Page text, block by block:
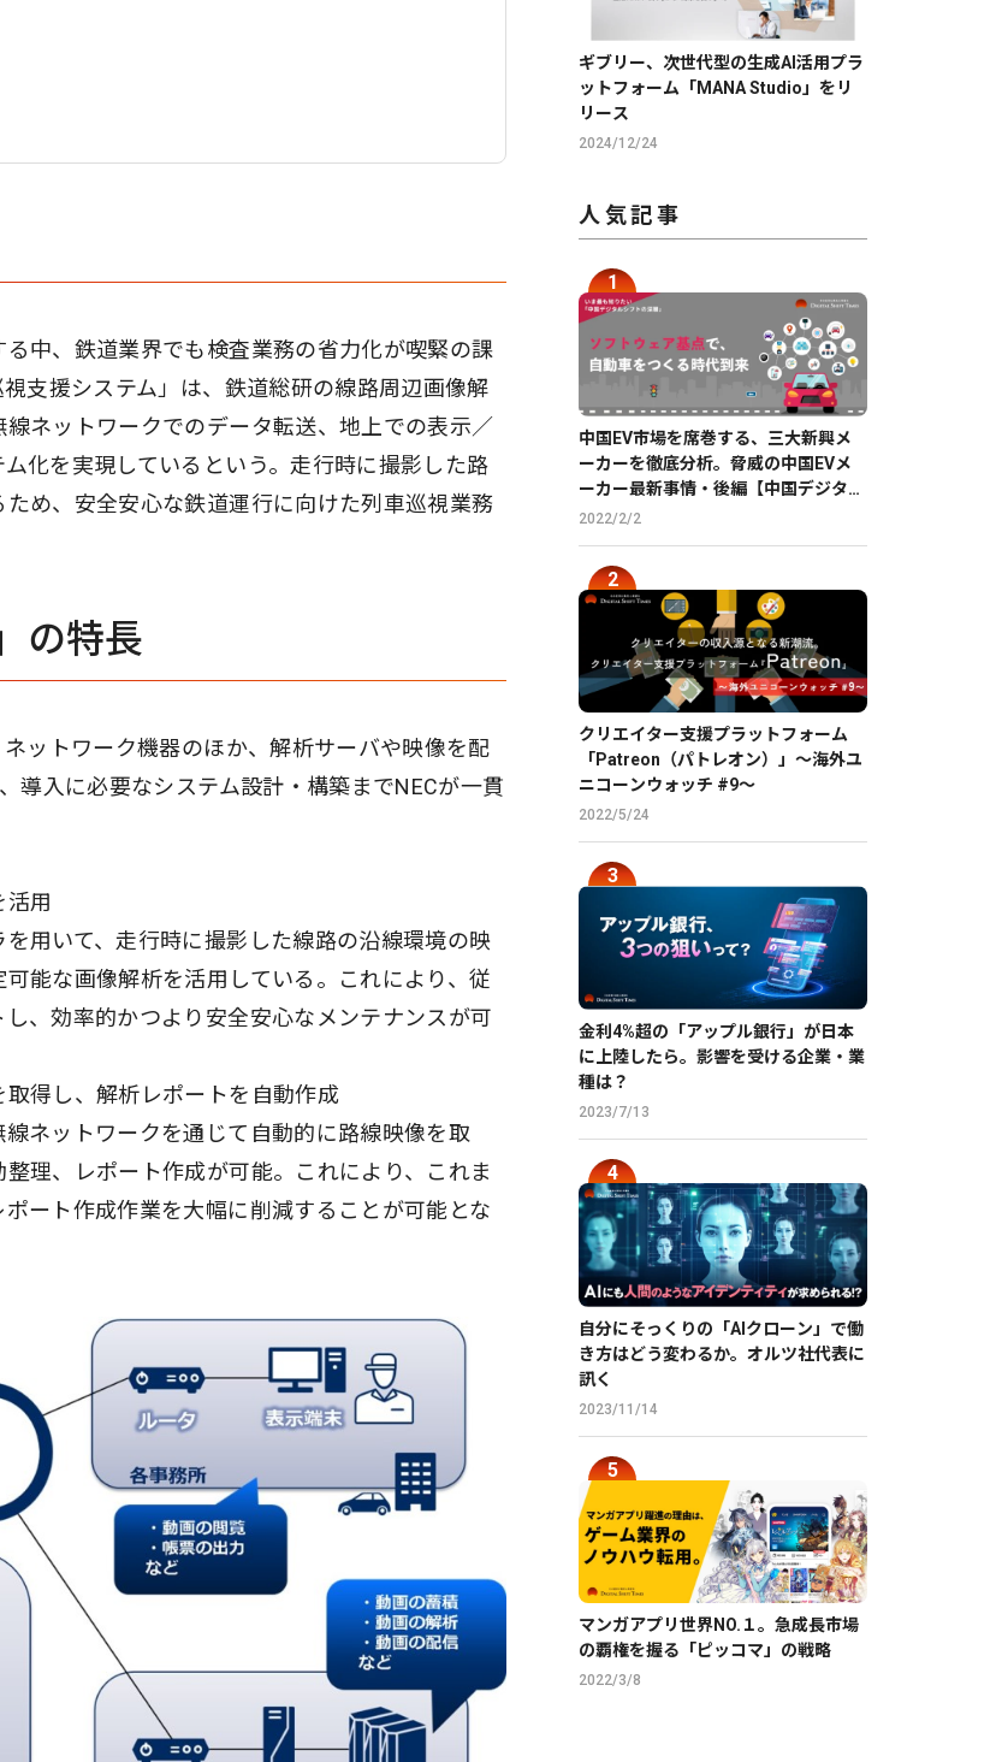
中、鉄道業界でも検査業務の省力化が喫緊の課
支援システム」は、鉄道総研の線路周辺画像解
ネットワークでのデータ転送、地上での表示／
化を実現しているという。走行時に撮影した路
め、安全安心な鉄道運行に向けた列車巡視業務
の特長
ットワーク機器のほか、解析サーバや映像を配
導入に必要なシステム設計・構築までNECが一貫
活用
用いて、走行時に撮影した線路の沿線環境の映
能な画像解析を活用している。これにより、従
、効率的かつより安全安心なメンテナンスが可
得し、解析レポートを自動作成
ネットワークを通じて自動的に路線映像を取
理、レポート作成が可能。これにより、これま
ート作成作業を大幅に削減することが可能とな
ギブリー、次世代型の生成AI活用プラ
ットフォーム「MANA Studio」をリ
リース
2024/12/24
人気記事
中国EV市場を席巻する、三大新興メ
ーカーを徹底分析。脅威の中国EVメ
ーカー最新事情・後編【中国デジタル
企業最前線】
2022/2/2
クリエイター支援プラットフォーム
「Patreon（パトレオン）」〜海外ユ
ニコーンウォッチ #9〜
2022/5/24
金利4%超の「アップル銀行」が日本
に上陸したら。影響を受ける企業・業
種は？
2023/7/13
自分にそっくりの「AIクローン」で働
き方はどう変わるか。オルツ社代表に
訊く
2023/11/14
マンガアプリ世界NO.１。急成長市場
の覇権を握る「ピッコマ」の戦略
2022/3/8